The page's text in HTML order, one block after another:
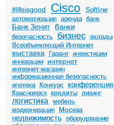
#lifeisgood Cisco
Softline
автоматизация аренда банк
Банк Зенит банки
безопасность бизнес
вклады
Всеобъемлющий Интернет
выставка Гарант инвестиции
инновации
интернет
интернет-магазин
информационная безопасность
ипотека
Конкурс конференция
Красноярск кредиты лизинг
логистика
мебель
модернизация
Москва
недвижимость оборудование